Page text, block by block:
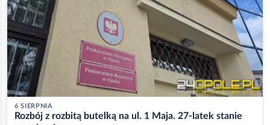
6 SIERPNIA
Rozbój z rozbitą butelką na ul. 1 Maja. 27-latek stanie